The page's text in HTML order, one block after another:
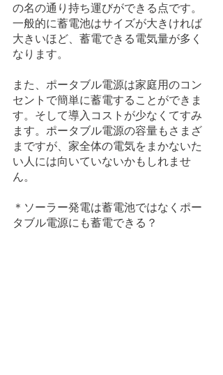
の名の通り持ち運びができる点です。
一般的に蓄電池はサイズが大きければ
大きいほど、蓄電できる電気量が多く
なります。
また、ポータブル電源は家庭用のコン
セントで簡単に蓄電することができま
す。そして導入コストが少なくてすみ
ます。ポータブル電源の容量もさまざ
まですが、家全体の電気をまかないた
い人には向いていないかもしれませ
ん。
＊ソーラー発電は蓄電池ではなくポー
タブル電源にも蓄電できる？